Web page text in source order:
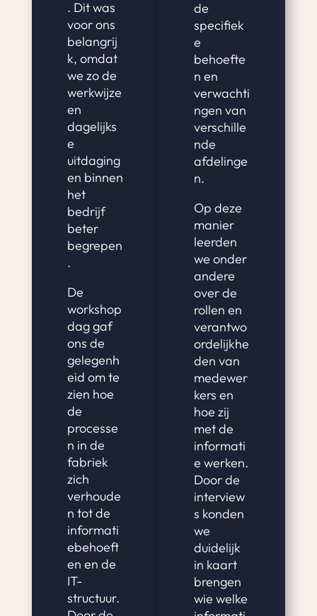
. Dit was
voor ons
belangrij
k, omdat
we zo de
werkwijze
en
dagelijks
e
uitdaging
en binnen
het
bedrijf
beter
begrepen
.
De
workshop
dag gaf
ons de
gelegenh
eid om te
zien hoe
de
processe
n in de
fabriek
zich
verhoude
n tot de
informati
ebehoeft
en en de
IT-
structuur.
de
specifiek
e
behoefte
n en
verwachti
ngen van
verschille
nde
afdelinge
n.
Op deze
manier
leerden
we onder
andere
over de
rollen en
verantwo
ordelijkhe
den van
medewer
kers en
hoe zij
met de
informati
e werken.
Door de
interview
s konden
we
duidelijk
in kaart
brengen
wie welke